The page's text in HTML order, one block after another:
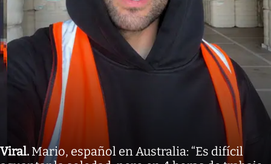
Viral. Mario, español en Australia: “Es difícil